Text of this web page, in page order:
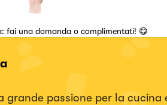
fai una domanda o complimentati! 😋
grande passione per la cucina